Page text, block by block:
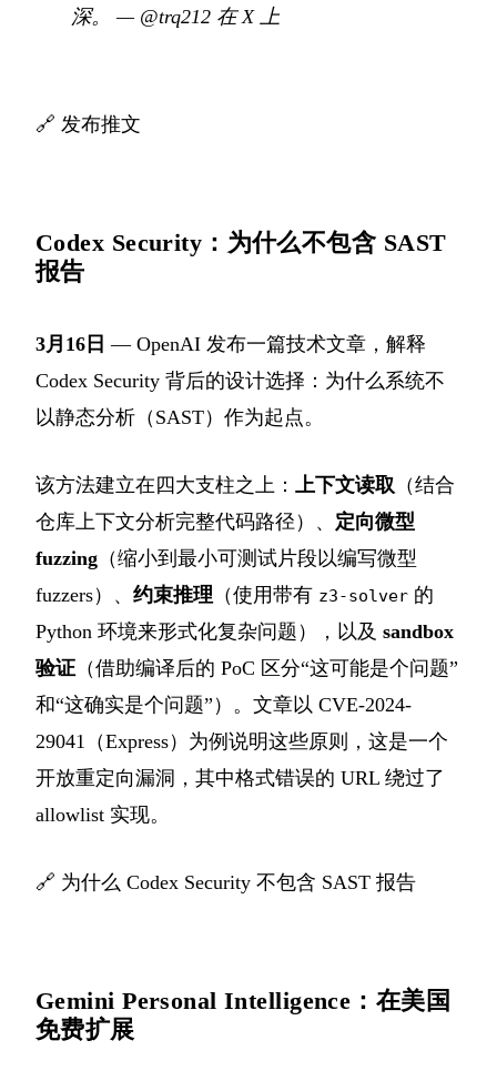
深。
— @trq212 在 X 上
🔗 发布推文
Codex Security：为什么不包含 SAST
报告
3月16日 — OpenAI 发布一篇技术文章，解释
Codex Security 背后的设计选择：为什么系统不
以静态分析（SAST）作为起点。
该方法建立在四大支柱之上： 上下文读取 （结合
仓库上下文分析完整代码路径）、 定向微型
fuzzing （缩小到最小可测试片段以编写微型
fuzzers）、 约束推理 （使用带有 z3-solver 的
Python 环境来形式化复杂问题），以及 sandbox
验证 （借助编译后的 PoC 区分“这可能是个问题”
和“这确实是个问题”）。文章以 CVE-2024-
29041（Express）为例说明这些原则，这是一个
开放重定向漏洞，其中格式错误的 URL 绕过了
allowlist 实现。
🔗 为什么 Codex Security 不包含 SAST 报告
Gemini Personal Intelligence：在美国
免费扩展